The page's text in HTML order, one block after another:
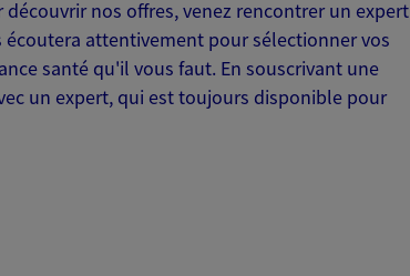
découvrir nos offres, venez rencontrer un expert
écoutera attentivement pour sélectionner vos
santé qu'il vous faut. En souscrivant une
un expert, qui est toujours disponible pour